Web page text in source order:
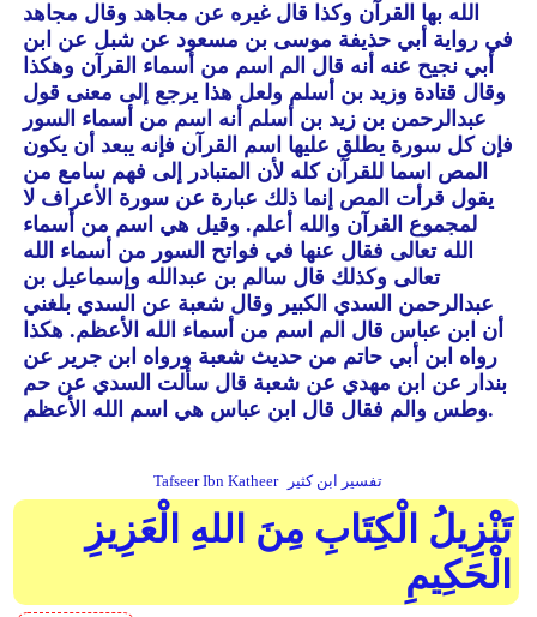
الله بها القرآن وكذا قال غيره عن مجاهد وقال مجاهد
في رواية أبي حذيفة موسى بن مسعود عن شبل عن ابن
أبي نجيح عنه أنه قال الم اسم من أسماء القرآن وهكذا
وقال قتادة وزيد بن أسلم ولعل هذا يرجع إلى معنى قول
عبدالرحمن بن زيد بن أسلم أنه اسم من أسماء السور
فإن كل سورة يطلق عليها اسم القرآن فإنه يبعد أن يكون
المص اسما للقرآن كله لأن المتبادر إلى فهم سامع من
يقول قرأت المص إنما ذلك عبارة عن سورة الأعراف لا
لمجموع القرآن والله أعلم.وقيل هي اسم من أسماء
الله تعالى فقال عنها في فواتح السور من أسماء الله
تعالى وكذلك قال سالم بن عبدالله وإسماعيل بن
عبدالرحمن السدي الكبير وقال شعبة عن السدي بلغني
أن ابن عباس قال الم اسم من أسماء الله الأعظم.هكذا
رواه ابن أبي حاتم من حديث شعبة ورواه ابن جرير عن
بندار عن ابن مهدي عن شعبة قال سألت السدي عن حم
وطس والم فقال قال ابن عباس هي اسم الله الأعظم.
Tafseer Ibn Katheer تفسير ابن كثير
تَنْزِيلُ الْكِتَابِ مِنَ اللهِ الْعَزِيزِ
الْحَكِيمِ